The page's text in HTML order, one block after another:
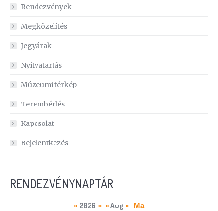
Rendezvények
Megközelítés
Jegyárak
Nyitvatartás
Múzeumi térkép
Terembérlés
Kapcsolat
Bejelentkezés
RENDEZVÉNYNAPTÁR
« 2026 » « Aug » Ma